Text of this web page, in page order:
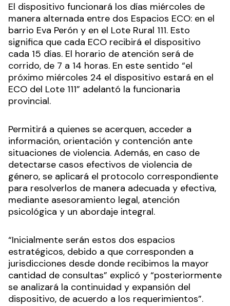
El dispositivo funcionará los días miércoles de
manera alternada entre dos Espacios ECO: en el
barrio Eva Perón y en el Lote Rural 111. Esto
significa que cada ECO recibirá el dispositivo
cada 15 días. El horario de atención será de
corrido, de 7 a 14 horas. En este sentido “el
próximo miércoles 24 el dispositivo estará en el
ECO del Lote 111” adelantó la funcionaria
provincial.
Permitirá a quienes se acerquen, acceder a
información, orientación y contención ante
situaciones de violencia. Además, en caso de
detectarse casos efectivos de violencia de
género, se aplicará el protocolo correspondiente
para resolverlos de manera adecuada y efectiva,
mediante asesoramiento legal, atención
psicológica y un abordaje integral.
“Inicialmente serán estos dos espacios
estratégicos, debido a que corresponden a
jurisdicciones desde donde recibimos la mayor
cantidad de consultas” explicó y “posteriormente
se analizará la continuidad y expansión del
dispositivo, de acuerdo a los requerimientos”.